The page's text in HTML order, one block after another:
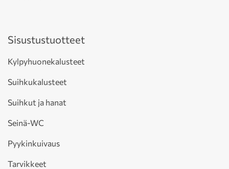
Sisustustuotteet
Kylpyhuonekalusteet
Suihkukalusteet
Suihkut ja hanat
Seinä-WC
Pyykinkuivaus
Tarvikkeet